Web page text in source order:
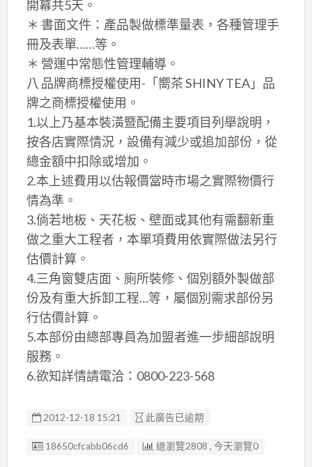
開幕共5天。
＊ 書面文件：產品製做標準量表，各種管理手
冊及表單……等。
＊ 營運中常態性管理輔導。
八 品牌商標授權使用-「嚮茶 SHINY TEA」品
牌之商標授權使用。
1.以上乃基本裝潢暨配備主要項目列舉說明，
按各店實際情況，設備有減少或追加部份，從
總金額中扣除或增加。
2.本上述費用以估報價當時市場之實際物價行
情為準。
3.倘若地板、天花板、壁面或其他有需翻新重
做之重大工程者，本單項費用依實際做法另行
估價計算。
4.三角窗雙店面、廁所裝修、個別額外製做部
份及有重大拆卸工程…等，屬個別需求部份另
行估價計算。
5.本部份由總部專員為加盟者進一步細部說明
服務。
6.欲知詳情請電洽：0800-223-568
2012-12-18 15:21 此廣告已逾期
廣告编號
18650cfcabb06cd6 總瀏覽2808 , 今天瀏覽0